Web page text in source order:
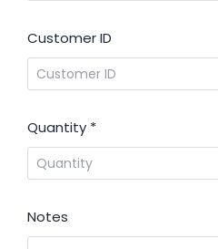
Customer ID
Quantity *
Notes